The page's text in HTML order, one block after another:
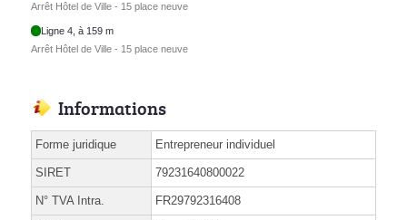
Arrêt Hôtel de Ville - 15 place neuve
Ligne 4, à 159 m
Arrêt Hôtel de Ville - 15 place neuve
Informations
Forme juridique Entrepreneur individuel
SIRET 79231640800022
N° TVA Intra. FR29792316408